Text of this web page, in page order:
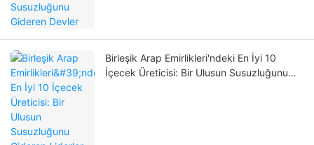
Birleşik Arap Emirlikleri'ndeki En İyi 10
İçecek Üreticisi: Bir Ulusun Susuzluğunu